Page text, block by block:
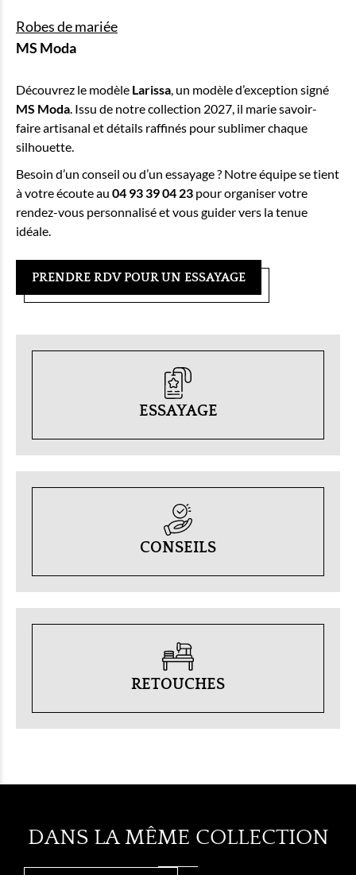
Robes de mariée
MS Moda
Découvrez le modèle Larissa , un modèle d’exception signé
MS Moda . Issu de notre collection 2027, il marie savoir-
faire artisanal et détails raffinés pour sublimer chaque
silhouette.
Besoin d’un conseil ou d’un essayage ? Notre équipe se tient
à votre écoute au 04 93 39 04 23 pour organiser votre
rendez-vous personnalisé et vous guider vers la tenue
idéale.
PRENDRE RDV POUR UN ESSAYAGE
ESSAYAGE
CONSEILS
RETOUCHES
DANS LA MÊME COLLECTION